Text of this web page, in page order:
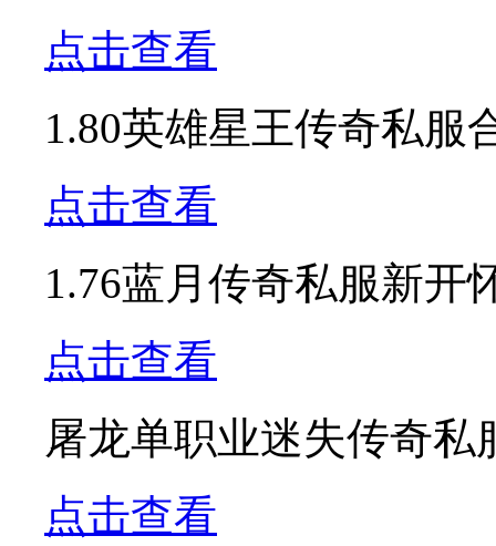
点击查看
1.80英雄星王传奇私服
点击查看
1.76蓝月传奇私服新开
点击查看
屠龙单职业迷失传奇私
点击查看